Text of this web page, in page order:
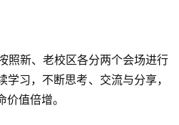
照新、老校区各分两个会场进行
习，不断思考、交流与分享，
值倍增。